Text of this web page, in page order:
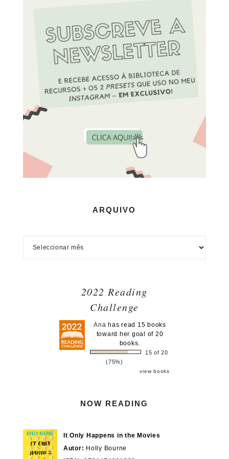
ARQUIVO
2022 Reading
Challenge
Ana has read 15 books
toward her goal of 20
books.
15 of 20
(75%)
view books
NOW READING
It Only Happens in the Movies
Autor: Holly Bourne